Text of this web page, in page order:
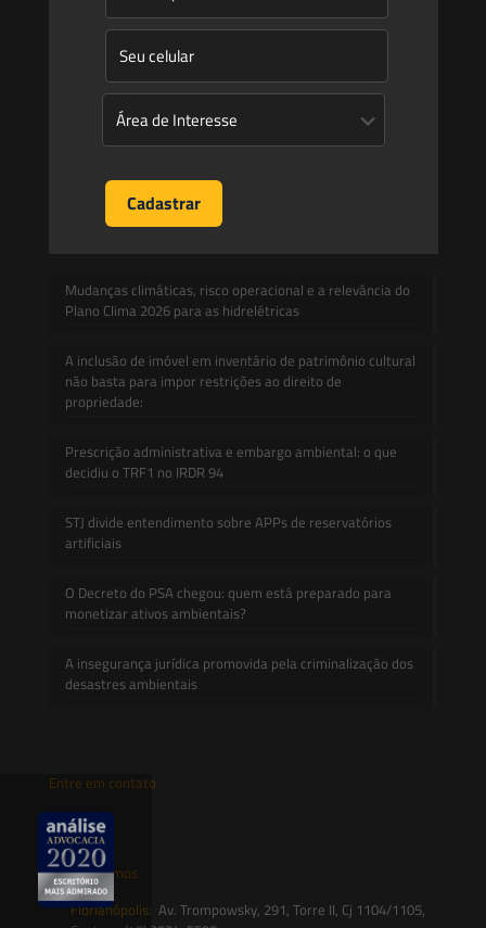
Artigos
Novidades Legislativas
Informativos
Contato
Mudanças climáticas, risco operacional e a relevância do
Plano Clima 2026 para as hidrelétricas
A inclusão de imóvel em inventário de patrimônio cultural
não basta para impor restrições ao direito de
propriedade:
Prescrição administrativa e embargo ambiental: o que
decidiu o TRF1 no IRDR 94
STJ divide entendimento sobre APPs de reservatórios
artificiais
O Decreto do PSA chegou: quem está preparado para
monetizar ativos ambientais?
A insegurança jurídica promovida pela criminalização dos
desastres ambientais
Entre em contato
contato@saesadvogados.com.br
Onde estamos
Florianópolis: Av. Trompowsky, 291, Torre II, Cj 1104/1105,